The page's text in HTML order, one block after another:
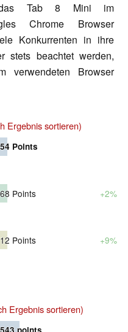
das Tab 8 Mini im
Chrome Browser
Konkurrenten in ihre
stets beachtet werden,
verwendeten Browser
Ergebnis sortieren)
Points
Points +2%
Points +9%
Ergebnis sortieren)